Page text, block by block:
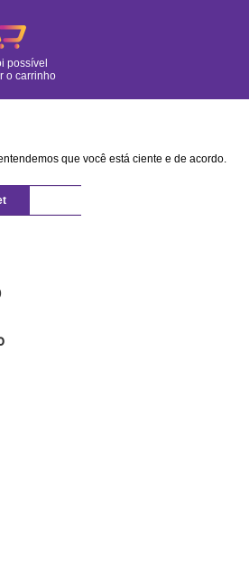
possível
o carrinho
que você está ciente e de acordo.